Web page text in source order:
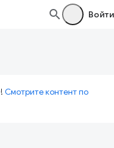
Войти
Смотрите контент по